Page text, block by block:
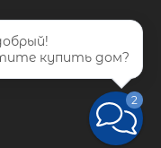
20:00
2
купить дом?